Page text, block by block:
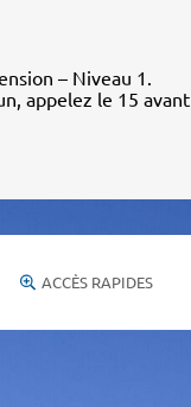
– Niveau 1.
appelez le 15 avant
ACCÈS RAPIDES